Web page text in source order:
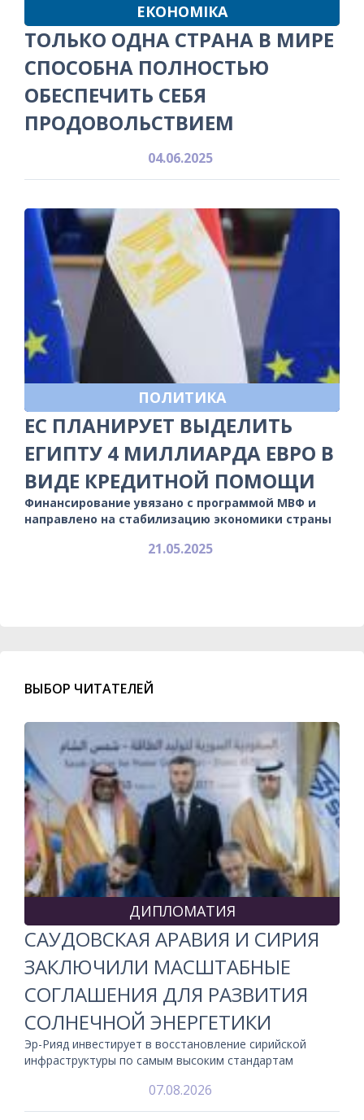
ЕКОНОМІКА
ТОЛЬКО ОДНА СТРАНА В МИРЕ
СПОСОБНА ПОЛНОСТЬЮ
ОБЕСПЕЧИТЬ СЕБЯ
ПРОДОВОЛЬСТВИЕМ
04.06.2025
ПОЛИТИКА
ЕС ПЛАНИРУЕТ ВЫДЕЛИТЬ
ЕГИПТУ 4 МИЛЛИАРДА ЕВРО В
ВИДЕ КРЕДИТНОЙ ПОМОЩИ
Финансирование увязано с программой МВФ и
направлено на стабилизацию экономики страны
21.05.2025
ВЫБОР ЧИТАТЕЛЕЙ
ДИПЛОМАТИЯ
САУДОВСКАЯ АРАВИЯ И СИРИЯ
ЗАКЛЮЧИЛИ МАСШТАБНЫЕ
СОГЛАШЕНИЯ ДЛЯ РАЗВИТИЯ
СОЛНЕЧНОЙ ЭНЕРГЕТИКИ
Эр-Рияд инвестирует в восстановление сирийской
инфраструктуры по самым высоким стандартам
07.08.2026